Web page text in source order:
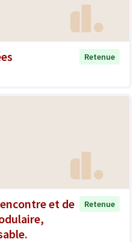
Retenue
et de
Retenue